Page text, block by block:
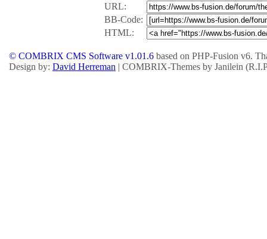
URL:
BB-Code:
HTML:
© COMBRIX CMS Software v1.01.6 based on PHP-Fusion v6.
Design by: David Herreman | COMBRIX-Themes by Janilein